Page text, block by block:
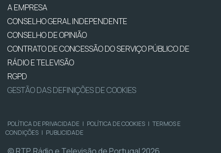
A EMPRESA
CONSELHO GERAL INDEPENDENTE
CONSELHO DE OPINIÃO
CONTRATO DE CONCESSÃO DO SERVIÇO PÚBLICO DE
RÁDIO E TELEVISÃO
RGPD
GESTÃO DAS DEFINIÇÕES DE COOKIES
POLÍTICA DE PRIVACIDADE | POLÍTICA DE COOKIES | TERMOS E
CONDIÇÕES | PUBLICIDADE